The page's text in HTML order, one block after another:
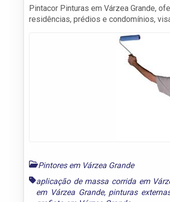
Pintacor Pinturas em Várzea Grande,
residências, prédios e condomínios,
Pintores em Várzea Grande
aplicação de massa corrida em
em Várzea Grande, pinturas